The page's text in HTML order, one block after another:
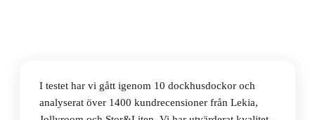
I testet har vi gått igenom 10 dockhusdockor och
analyserat över 1400 kundrecensioner från Lekia,